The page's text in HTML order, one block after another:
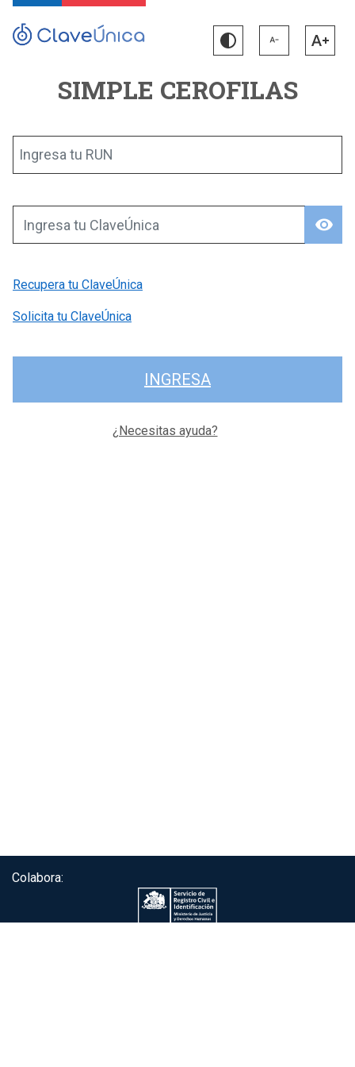
SIMPLE CEROFILAS
Ingresa tu RUN
visibility
Ingresa tu ClaveÚnica
Recupera tu ClaveÚnica
Solicita tu ClaveÚnica
INGRESA
¿Necesitas ayuda?
Colabora: